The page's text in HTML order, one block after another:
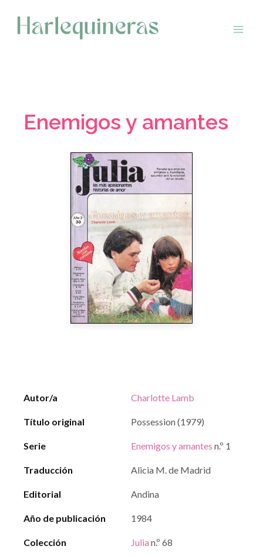
contenido
Enemigos y amantes
Autor/a Charlotte Lamb
Título original Possession (1979)
Serie Enemigos y amantes n.º 1
Traducción Alicia M. de Madrid
Editorial Andina
Año de publicación 1984
Colección Julia n.º 68